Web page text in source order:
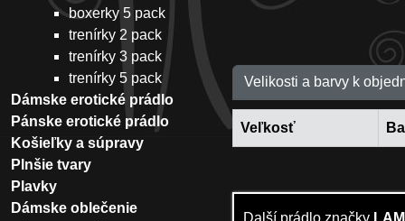
Velikosti a barvy k
Veľkosť
Další prádlo značky
boxerky 5 pack
trenírky 2 pack
trenírky 3 pack
trenírky 5 pack
Dámske erotické prádlo
Pánske erotické prádlo
Košieľky a súpravy
Plnšie tvary
Plavky
Dámske oblečenie